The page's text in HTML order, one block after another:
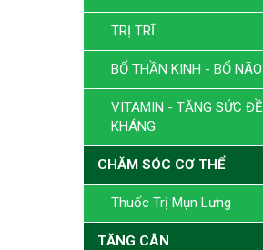
TRỊ TRĨ
BỔ THẦN KINH - BỔ NÃO
VITAMIN - TĂNG SỨC ĐỀ
KHÁNG
CHĂM SÓC CƠ THỂ
Thuốc Trị Mụn Lưng
TĂNG CÂN